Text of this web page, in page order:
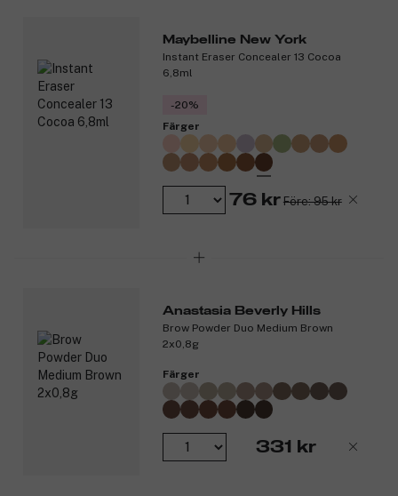
Maybelline New York
Instant Eraser Concealer 13 Cocoa
6,8ml
-20%
Färger
76 kr Före: 95 kr
Anastasia Beverly Hills
Brow Powder Duo Medium Brown
2x0,8g
Färger
331 kr